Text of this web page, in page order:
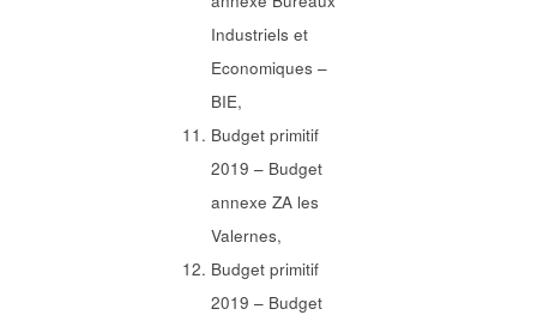
Industriels et
Economiques –
BIE,
Budget primitif
2019 – Budget
annexe ZA les
Valernes,
Budget primitif
2019 – Budget